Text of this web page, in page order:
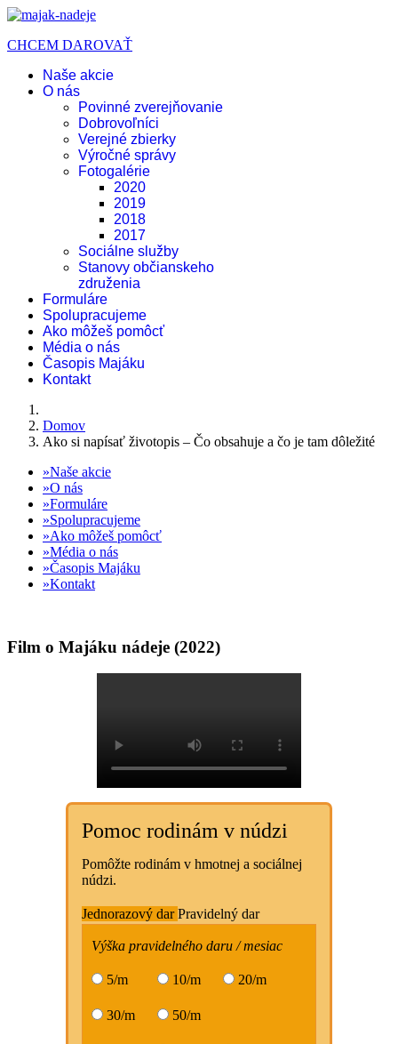
CHCEM DAROVAŤ
Naše akcie
O nás
Povinné zverejňovanie
Dobrovoľníci
Verejné zbierky
Výročné správy
Fotogalérie
2020
2019
2018
2017
Sociálne služby
Stanovy občianskeho
združenia
Formuláre
Spolupracujeme
Ako môžeš pomôcť
Média o nás
Časopis Majáku
Kontakt
Domov
Ako si napísať životopis – Čo obsahuje a čo je tam dôležité
Naše akcie
O nás
Formuláre
Spolupracujeme
Ako môžeš pomôcť
Média o nás
Časopis Majáku
Kontakt
Film o Majáku nádeje (2022)